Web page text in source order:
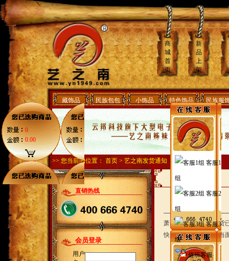
商
城
首
页
新
品
上
架
0
0.00
客服1
组
客服2
组
客服3
组
值班客服
藏饰品 民族包包 小饰品 特色饰品 民族服
>> 您当前的位置：首页 > 艺之南发货通知
直销热线
萧小姐，您好，您的货
快递员送货上门时请当